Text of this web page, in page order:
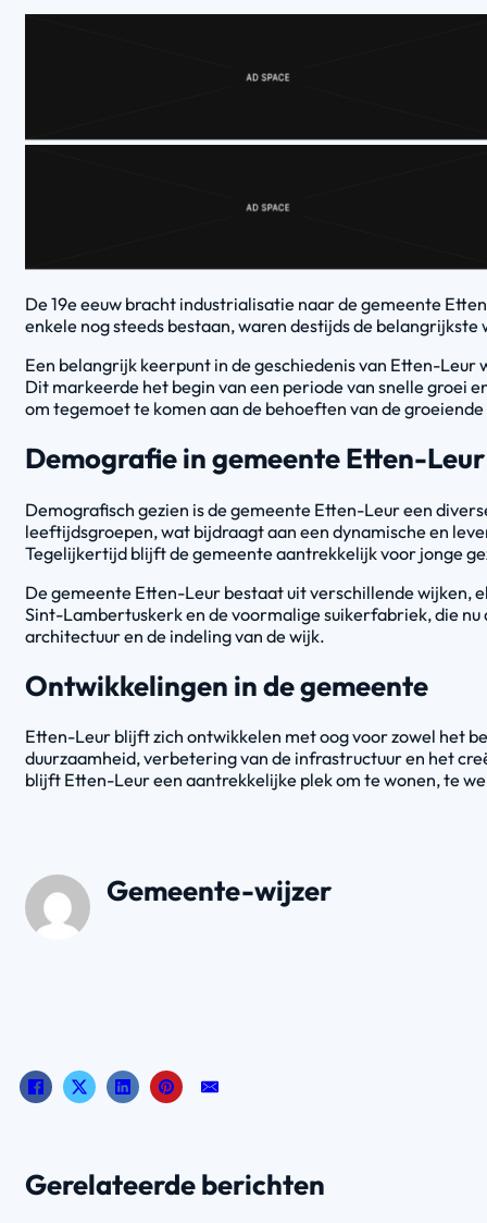
De 19e eeuw bracht industrialisatie naar de gemeente
enkele nog steeds bestaan, waren destijds de
Een belangrijk keerpunt in de geschiedenis van Etten-
Dit markeerde het begin van een periode van snelle groei
om tegemoet te komen aan de behoeften van de
Demografie in gemeente Etten-Leur
Demografisch gezien is de gemeente Etten-Leur een
leeftijdsgroepen, wat bijdraagt aan een dynamische en
Tegelijkertijd blijft de gemeente aantrekkelijk voor jonge
De gemeente Etten-Leur bestaat uit verschillende wijken,
Sint-Lambertuskerk en de voormalige suikerfabriek, die
architectuur en de indeling van de wijk.
Ontwikkelingen in de gemeente
Etten-Leur blijft zich ontwikkelen met oog voor zowel het
duurzaamheid, verbetering van de infrastructuur en het
blijft Etten-Leur een aantrekkelijke plek om te wonen, te
Gemeente-wijzer
Gerelateerde berichten